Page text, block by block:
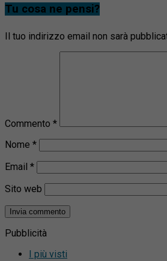
Tu cosa ne pensi?
Il tuo indirizzo email non sarà
Commento *
Nome *
Email *
Sito web
Pubblicità
I più visti